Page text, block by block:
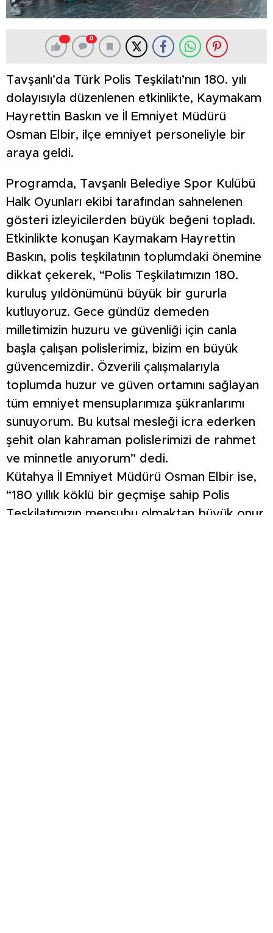
0
Tavşanlı’da Türk Polis Teşkilatı’nın 180. yılı
dolayısıyla düzenlenen etkinlikte, Kaymakam
Hayrettin Baskın ve İl Emniyet Müdürü
Osman Elbir, ilçe emniyet personeliyle bir
araya geldi.
Programda, Tavşanlı Belediye Spor Kulübü
Halk Oyunları ekibi tarafından sahnelenen
gösteri izleyicilerden büyük beğeni topladı.
Etkinlikte konuşan Kaymakam Hayrettin
Baskın, polis teşkilatının toplumdaki önemine
dikkat çekerek, “Polis Teşkilatımızın 180.
kuruluş yıldönümünü büyük bir gururla
kutluyoruz. Gece gündüz demeden
milletimizin huzuru ve güvenliği için canla
başla çalışan polislerimiz, bizim en büyük
güvencemizdir. Özverili çalışmalarıyla
toplumda huzur ve güven ortamını sağlayan
tüm emniyet mensuplarımıza şükranlarımı
sunuyorum. Bu kutsal mesleği icra ederken
şehit olan kahraman polislerimizi de rahmet
ve minnetle anıyorum” dedi.
Kütahya İl Emniyet Müdürü Osman Elbir ise,
“180 yıllık köklü bir geçmişe sahip Polis
Teşkilatımızın mensubu olmaktan büyük onur